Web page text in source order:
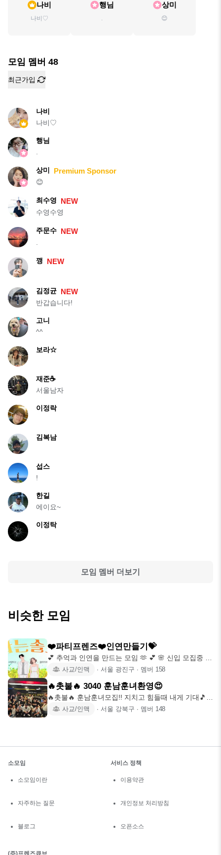
나비
나비♡
행님
.
상미
😊
모임 멤버 48
최근가입
나비
나비♡
행님
상미 Premium Sponsor
😊
최수영 NEW
수영수영
주문수 NEW
깽 NEW
김정균 NEW
반갑습니다!
고니
^^
보라☆
재준☕️
서울남자
이정락
김복남
섭스
!
한길
에이요~
이정탁
모임 멤버 더보기
비슷한 모임
❤️파티프렌즈❤️인연만들기💝
💕 추억과 인연을 만드는 모임 🫶 💕 🌸 신입 모집중 👫
훈남&훈녀 대
사교/인맥 ∙ 서울 광진구 ∙ 멤버 158
🔥촛불🔥 3040 훈남훈녀환영😍
🔥촛불🔥 훈남훈녀모집!! 지치고 힘들때 내게 기대🎵
언제나 니곁에 서
사교/인맥 ∙ 서울 강북구 ∙ 멤버 148
소모임
소모임이란
자주하는 질문
블로그
서비스 정책
이용약관
개인정보 처리방침
오픈소스
(주)프렌즈큐브